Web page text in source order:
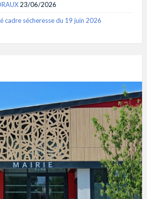
23/06/2026
cadre sécheresse du 19 juin 2026